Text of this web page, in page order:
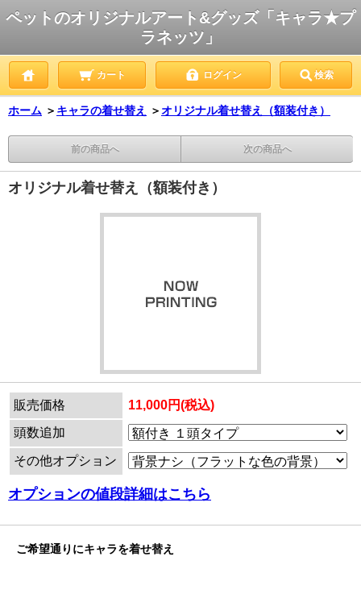
ペットのオリジナルアート&グッズ「キャラ★プ
ラネッツ」
カート ログイン 検索
ホーム ＞ キャラの着せ替え ＞オリジナル着せ替え（額装付き）
前の商品へ 次の商品へ
オリジナル着せ替え（額装付き）
販売価格
11,000円(税込)
頭数追加
その他オプション
オプションの値段詳細はこちら
ご希望通りにキャラを着せ替え